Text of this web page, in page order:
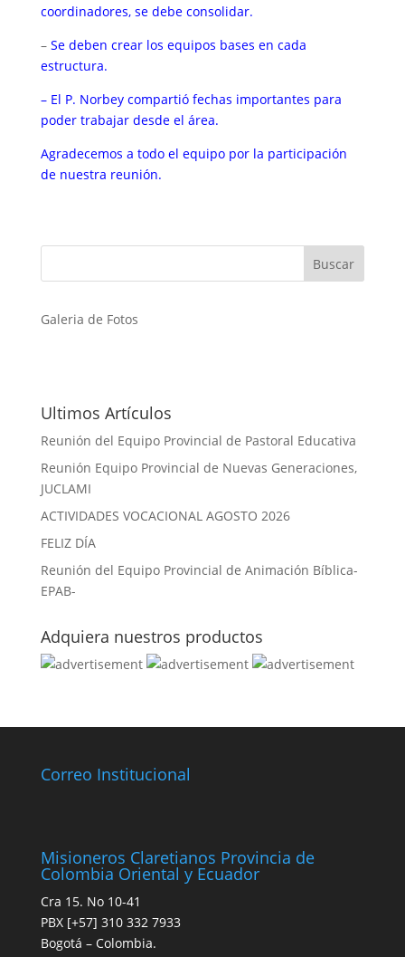
coordinadores, se debe consolidar.
– Se deben crear los equipos bases en cada
estructura.
– El P. Norbey compartió fechas importantes para
poder trabajar desde el área.
Agradecemos a todo el equipo por la participación
de nuestra reunión.
Galeria de Fotos
Ultimos Artículos
Reunión del Equipo Provincial de Pastoral Educativa
Reunión Equipo Provincial de Nuevas Generaciones,
JUCLAMI
ACTIVIDADES VOCACIONAL AGOSTO 2026
FELIZ DÍA
Reunión del Equipo Provincial de Animación Bíblica-
EPAB-
Adquiera nuestros productos
Correo Institucional
Misioneros Claretianos Provincia de
Colombia Oriental y Ecuador
Cra 15. No 10-41
PBX [+57] 310 332 7933
Bogotá – Colombia.